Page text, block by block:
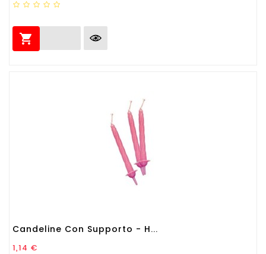

Candeline Con Supporto - H...
Prezzo
1,14 €